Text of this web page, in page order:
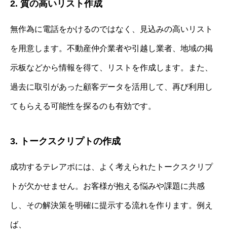
2. 質の高いリスト作成
無作為に電話をかけるのではなく、見込みの高いリスト
を用意します。不動産仲介業者や引越し業者、地域の掲
示板などから情報を得て、リストを作成します。また、
過去に取引があった顧客データを活用して、再び利用し
てもらえる可能性を探るのも有効です。
3. トークスクリプトの作成
成功するテレアポには、よく考えられたトークスクリプ
トが欠かせません。お客様が抱える悩みや課題に共感
し、その解決策を明確に提示する流れを作ります。例え
ば、